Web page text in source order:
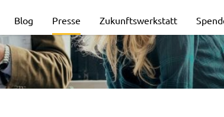
Blog Presse Zukunftswerkstatt